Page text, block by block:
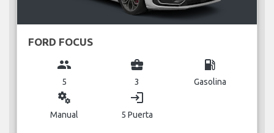
FORD FOCUS
group
5
business_center
3
local_gas_station
Gasolina
miscellaneous_services
Manual
login
5 Puerta